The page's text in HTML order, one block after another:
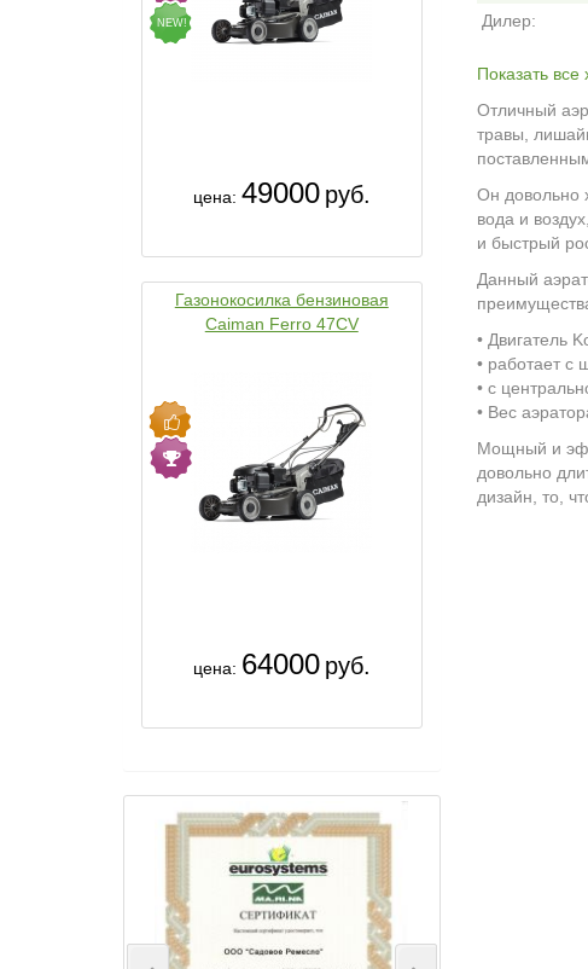
NEW!
цена: 49000 руб.
Газонокосилка бензиновая
Caiman Ferro 47CV
цена: 64000 руб.
Дилер:
Показать все
Отличный
травы,
Он довольно
вода и
и быстрый
Данный
• Двигатель
• работает с
• с
• Вес
Мощный и
довольно
дизайн, то,